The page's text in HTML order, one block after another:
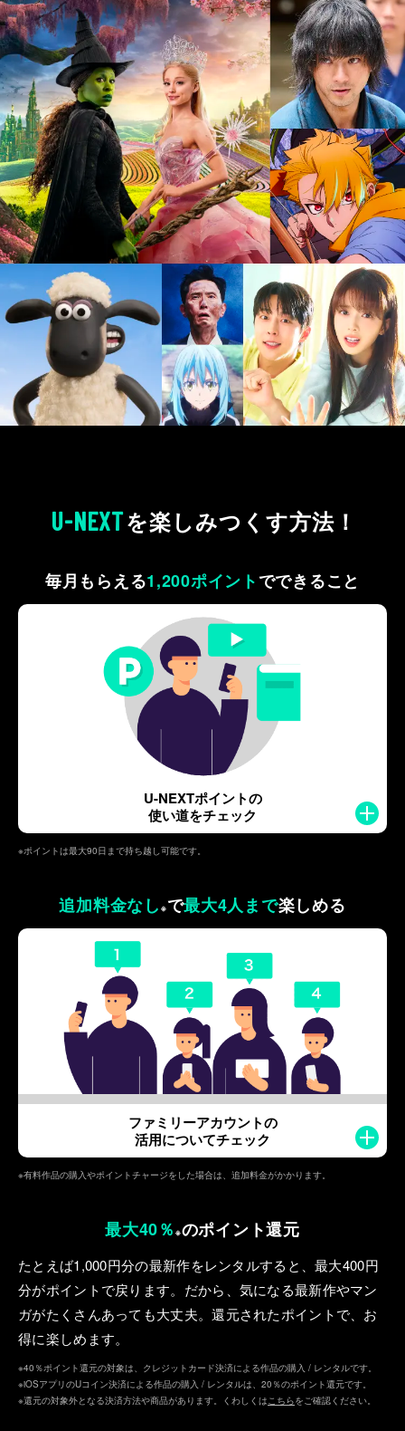
U-NEXTを楽しみつくす方法！
毎月もらえる1,200ポイントでできること
U-NEXTポイントの
使い道をチェック
※ポイントは最大90日まで持ち越し可能です。
追加料金なし ※で最大4人まで楽しめる
ファミリーアカウントの
活用についてチェック
※有料作品の購入やポイントチャージをした場合は、追加料金がかかります。
最大40％ ※のポイント還元
たとえば1,000円分の最新作をレンタルすると、最⼤400円
分がポイントで戻ります。だから、気になる最新作やマン
ガがたくさんあっても⼤丈夫。還元されたポイントで、お
得に楽しめます。
※40％ポイント還元の対象は、クレジットカード決済による作品の購入 / レンタルです。
※iOSアプリのUコイン決済による作品の購入 / レンタルは、20％のポイント還元です。
※還元の対象外となる決済方法や商品があります。くわしくはこちらをご確認ください。